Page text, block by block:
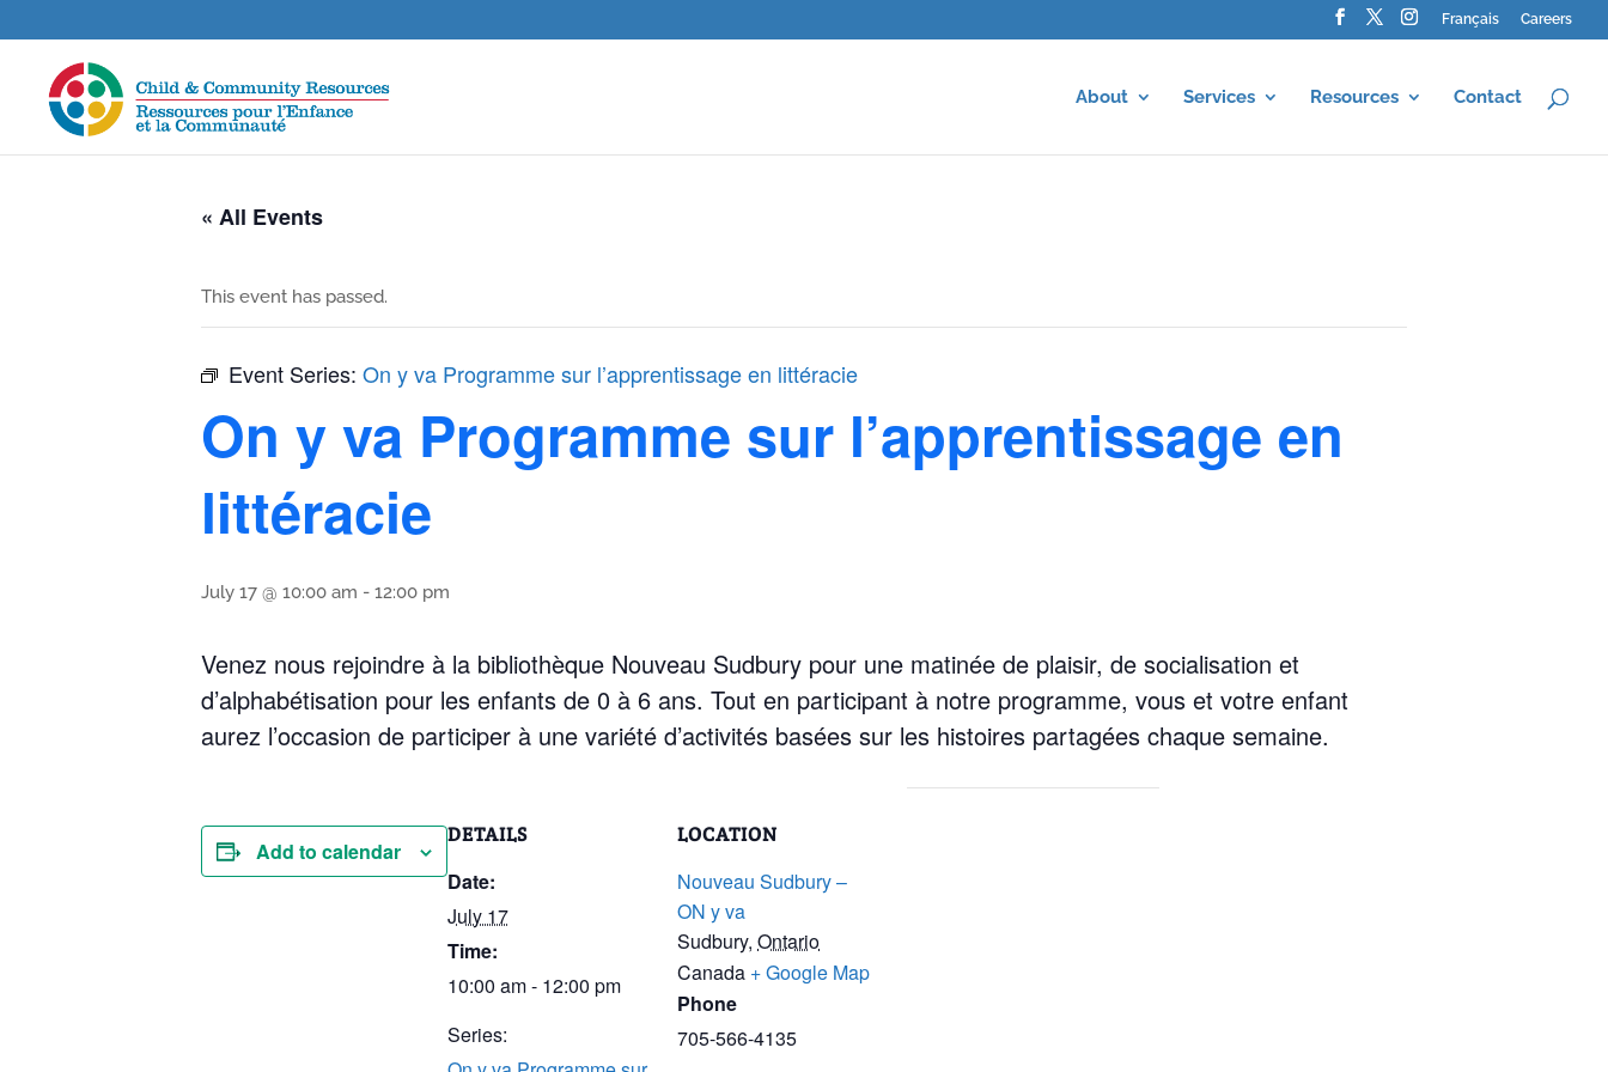
Français Careers
About Services Resources Contact
« All Events
This event has passed.
Event Series: On y va Programme sur l’apprentissage en littéracie
On y va Programme sur l’apprentissage en
littéracie
July 17 @ 10:00 am - 12:00 pm
Venez nous rejoindre à la bibliothèque Nouveau Sudbury pour une matinée de plaisir, de socialisation et
d’alphabétisation pour les enfants de 0 à 6 ans. Tout en participant à notre programme, vous et votre enfant
aurez l’occasion de participer à une variété d’activités basées sur les histoires partagées chaque semaine.
Add to calendar
DETAILS
Date:
July 17
Time:
10:00 am - 12:00 pm
Series:
LOCATION
Nouveau Sudbury –
ON y va
Sudbury, Ontario
Canada + Google Map
Phone
705-566-4135